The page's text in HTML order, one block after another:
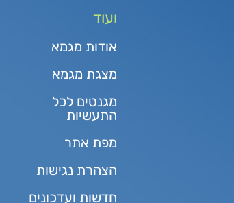
ועוד
אודות מגמא
מצגת מגמא
מגנטים לכל
התעשיות
מפת אתר
הצהרת נגישות
חדשות ועדכונים